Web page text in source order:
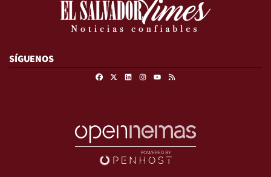
SÍGUENOS
FacebookLinkedinInstagram